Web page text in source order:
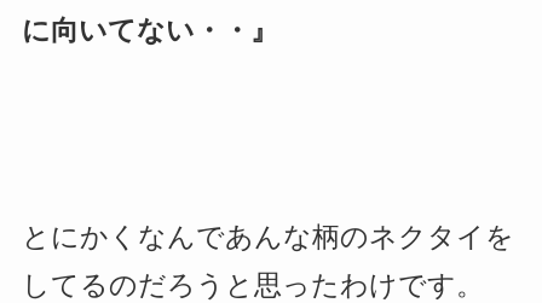
に向いてない・・』
とにかくなんであんな柄のネクタイを
してるのだろうと思ったわけです。